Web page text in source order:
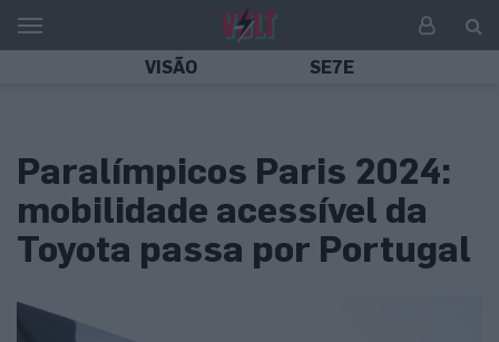
VISÃO SE7E
Paralímpicos Paris 2024:
mobilidade acessível da
Toyota passa por Portugal